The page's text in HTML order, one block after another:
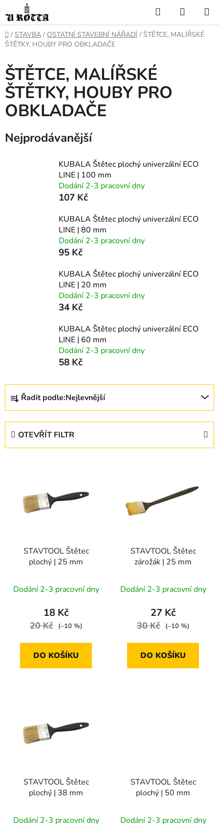
na
obsah
Hledat
KOŠÍK
DOMŮ
/ STAVBA / OSTATNÍ STAVEBNÍ NÁŘADÍ / ŠTĚTCE, MALÍŘSKÉ
ŠTĚTKY, HOUBY PRO OBKLADAČE
ŠTĚTCE, MALÍŘSKÉ
ŠTĚTKY, HOUBY PRO
OBKLADAČE
Nejprodávanější
KUBALA Štětec plochý univerzální ECO
LINE | 100 mm
Dodání 2-3 pracovní dny
107 Kč
KUBALA Štětec plochý univerzální ECO
LINE | 80 mm
Dodání 2-3 pracovní dny
95 Kč
KUBALA Štětec plochý univerzální ECO
LINE | 20 mm
Dodání 2-3 pracovní dny
34 Kč
KUBALA Štětec plochý univerzální ECO
LINE | 60 mm
Dodání 2-3 pracovní dny
58 Kč
Ř
z
Řadit podle:Nejlevnější
OTEVŘÍT FILTR
STAVTOOL Štětec
plochý | 25 mm
Dodání 2-3 pracovní dny
18 Kč
20 Kč (–10 %)
DO KOŠÍKU
STAVTOOL Štětec
zárožák | 25 mm
Dodání 2-3 pracovní dny
27 Kč
30 Kč (–10 %)
DO KOŠÍKU
STAVTOOL Štětec
plochý | 38 mm
Dodání 2-3 pracovní dny
STAVTOOL Štětec
plochý | 50 mm
Dodání 2-3 pracovní dny